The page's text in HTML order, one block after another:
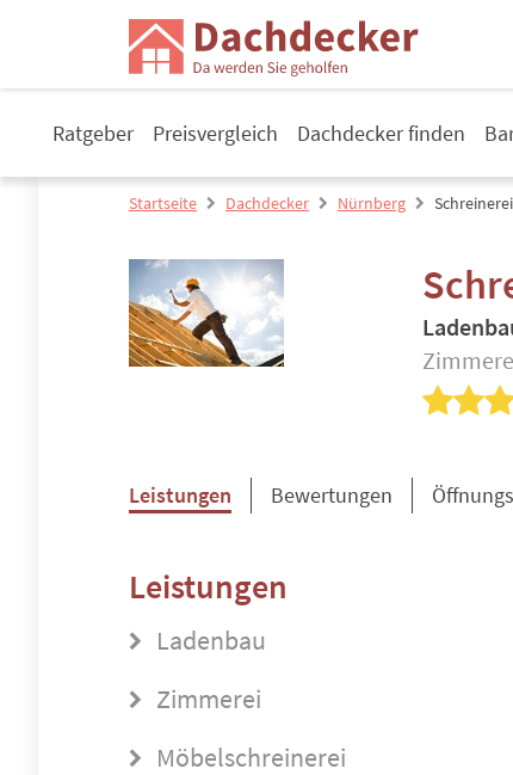
Ratgeber Preisvergleich Dachdecker finden
Startseite Dachdecker Nürnberg
Leistungen Bewertungen
Leistungen
Ladenbau
Zimmerei
Möbelschreinerei